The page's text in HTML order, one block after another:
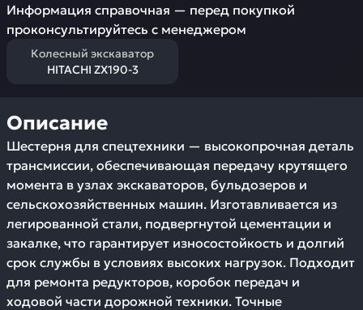
Информация справочная — перед покупкой
проконсультируйтесь с менеджером
Колесный экскаватор
HITACHI ZX190-3
Описание
Шестерня для спецтехники — высокопрочная деталь
трансмиссии, обеспечивающая передачу крутящего
момента в узлах экскаваторов, бульдозеров и
сельскохозяйственных машин. Изготавливается из
легированной стали, подвергнутой цементации и
закалке, что гарантирует износостойкость и долгий
срок службы в условиях высоких нагрузок. Подходит
для ремонта редукторов, коробок передач и
ходовой части дорожной техники. Точные